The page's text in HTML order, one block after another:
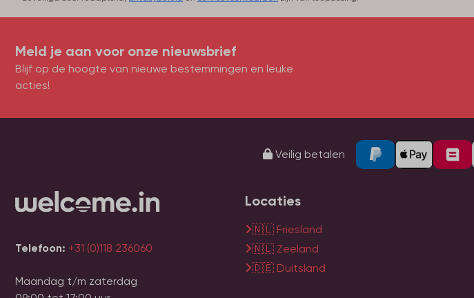
Meld je aan voor onze nieuwsbrief
Blijf op de hoogte van nieuwe bestemmingen en leuke
acties!
Veilig betalen
Telefoon: +31 (0)118 236060
Maandag t/m zaterdag
Locaties
🇳🇱 Friesland
🇳🇱 Zeeland
🇩🇪 Duitsland